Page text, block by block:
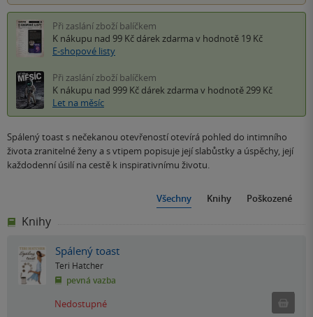
Při zaslání zboží balíčkem
K nákupu nad 99 Kč dárek zdarma v hodnotě 19 Kč
E-shopové listy
Při zaslání zboží balíčkem
K nákupu nad 999 Kč dárek zdarma v hodnotě 299 Kč
Let na měsíc
Spálený toast s nečekanou otevřeností otevírá pohled do intimního
života zranitelné ženy a s vtipem popisuje její slabůstky a úspěchy, její
každodenní úsilí na cestě k inspirativnímu životu.
Všechny Knihy Poškozené
Knihy
Spálený toast
Teri Hatcher
pevná vazba
Nedostupné